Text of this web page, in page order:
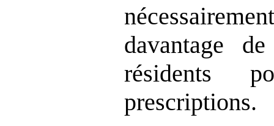
davantage
résidents
prescriptions.